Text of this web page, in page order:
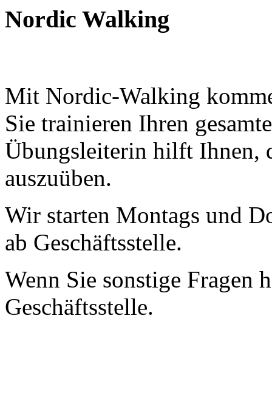
Nordic Walking
Mit Nordic-Walking
Sie trainieren Ihren
Übungsleiterin hilft Ihnen,
auszuüben.
Wir starten Montags und
ab Geschäftsstelle.
Wenn Sie sonstige Fragen
Geschäftsstelle.